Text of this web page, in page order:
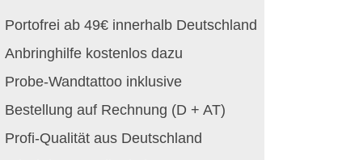
Portofrei ab 49€ innerhalb Deutschland
Anbringhilfe kostenlos dazu
Probe-Wandtattoo inklusive
Bestellung auf Rechnung (D + AT)
Profi-Qualität aus Deutschland